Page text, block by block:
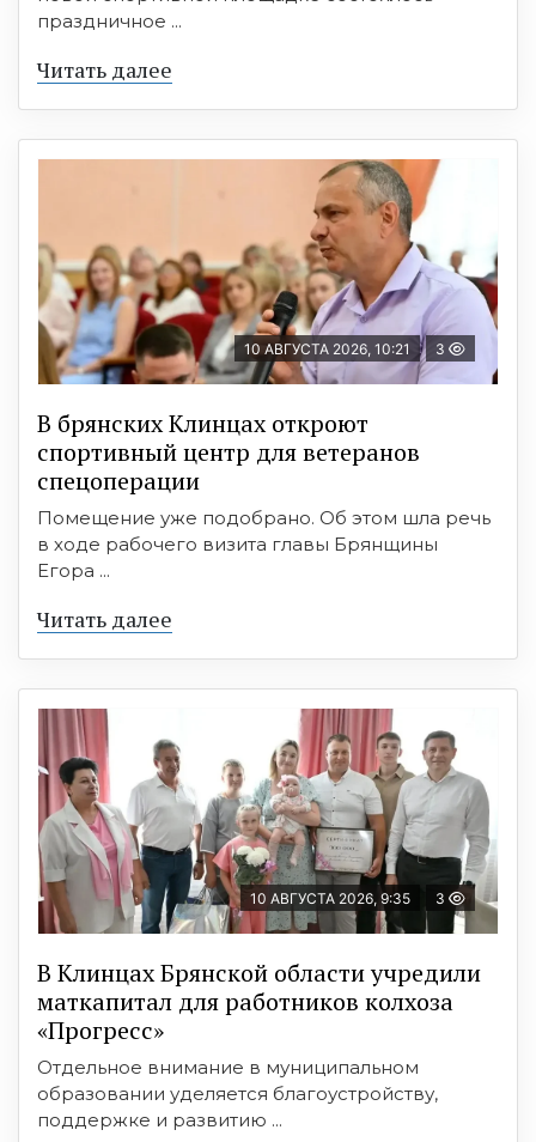
праздничное ...
Читать далее
10 АВГУСТА 2026, 10:21 3
В брянских Клинцах откроют
спортивный центр для ветеранов
спецоперации
Помещение уже подобрано. Об этом шла речь
в ходе рабочего визита главы Брянщины
Егора ...
Читать далее
10 АВГУСТА 2026, 9:35 3
В Клинцах Брянской области учредили
маткапитал для работников колхоза
«Прогресс»
Отдельное внимание в муниципальном
образовании уделяется благоустройству,
поддержке и развитию ...